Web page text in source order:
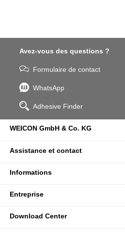
Avez-vous des questions ?
Formulaire de contact
WhatsApp
Adhesive Finder
WEICON GmbH & Co. KG
Assistance et contact
Informations
Entreprise
Download Center